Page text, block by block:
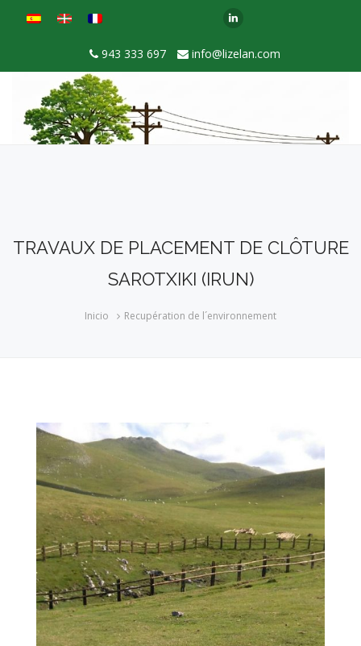
943 333 697 info@lizelan.com
TRAVAUX DE PLACEMENT DE CLÔTURE
SAROTXIKI (IRUN)
Inicio Recupération de l´environnement